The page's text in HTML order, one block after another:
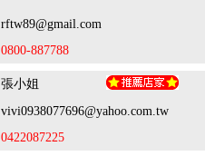
rftw89@gmail.com
0800-887788
張小姐
vivi0938077696@yahoo.com.tw
0422087225